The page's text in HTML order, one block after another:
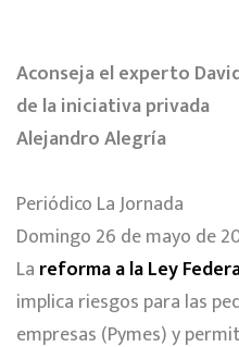
Aconseja el experto
de la iniciativa privada
Alejandro Alegría
Periódico La Jornada
Domingo 26 de mayo de
La reforma a la Ley
implica riesgos para las
empresas (Pymes) y